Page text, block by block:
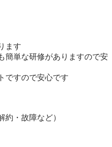
ます
簡単な研修がありますので安
ですので安心です
約・故障など）